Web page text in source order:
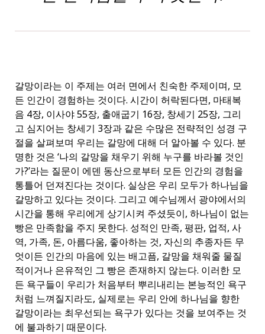
갈망이라는 이 주제는 여러 면에서 친숙한 주제이며, 모
든 인간이 경험하는 것이다. 시간이 허락된다면, 마태복
음 4장, 이사야 55장, 출애굽기 16장, 창세기 25장, 그리
고 심지어는 창세기 3장과 같은 수많은 전략적인 성경 구
절을 살펴보며 우리는 갈망에 대해 더 알아볼 수 있다. 분
명한 것은 ‘나의 갈망을 채우기 위해 누구를 바라볼 것인
가?’라는 질문이 에덴 동산으로부터 모든 인간의 경험을
통틀어 던져진다는 것이다. 실상은 우리 모두가 하나님을
갈망하고 있다는 것이다. 그리고 예수님께서 광야에서의
시간을 통해 우리에게 상기시켜 주셨듯이, 하나님이 없는
빵은 만족함을 주지 못한다. 성적인 만족, 평판, 업적, 사
역, 가족, 돈, 아름다움, 좋아하는 것, 자신의 추종자든 무
엇이든 인간의 마음에 있는 배고픔, 갈망을 채워줄 물질
적이거나 은유적인 그 빵은 존재하지 않는다. 이러한 모
든 욕구들이 우리가 처음부터 뿌리내리는 본능적인 욕구
처럼 느껴질지라도, 실제로는 우리 안에 하나님을 향한
갈망이라는 최우선되는 욕구가 있다는 것을 보여주는 것
에 불과하기 때문이다.